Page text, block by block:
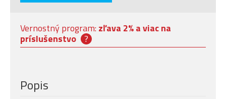
Vernostný program: zľava 2% a viac na
príslušenstvo ?
Popis